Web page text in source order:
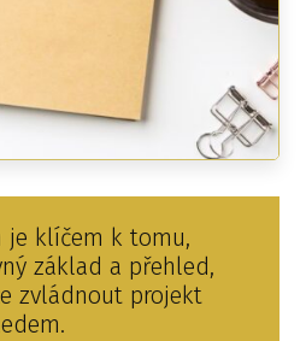
je klíčem k tomu,
základ a přehled,
zvládnout projekt